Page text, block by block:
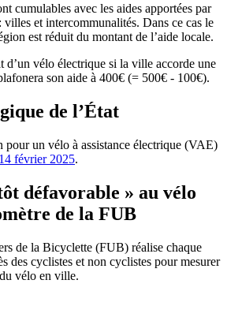
cumulables avec les aides apportées par
et intercommunalités. Dans ce cas le
est réduit du montant de l’aide locale.
d’un vélo électrique si la ville accorde une
son aide à 400€ (= 500€ - 100€).
de l’État
pour un vélo à assistance électrique (VAE)
février 2025.
défavorable » au vélo
de la FUB
de la Bicyclette (FUB) réalise chaque
des cyclistes et non cyclistes pour mesurer
vélo en ville.